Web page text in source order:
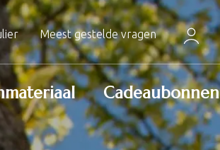
Meest gestelde vragen
Cadeaubonnen